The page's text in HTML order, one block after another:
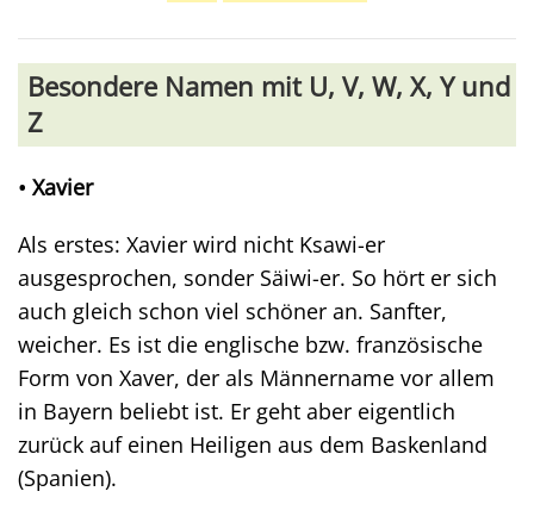
Besondere Namen mit U, V, W, X, Y und
Z
• Xavier
Als erstes: Xavier wird nicht Ksawi-er
ausgesprochen, sonder Säiwi-er. So hört er sich
auch gleich schon viel schöner an. Sanfter,
weicher. Es ist die englische bzw. französische
Form von Xaver, der als Männername vor allem
in Bayern beliebt ist. Er geht aber eigentlich
zurück auf einen Heiligen aus dem Baskenland
(Spanien).